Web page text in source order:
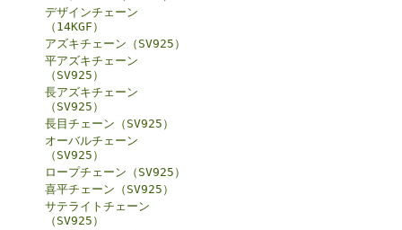
デザインチェーン
（14KGF）
アズキチェーン（SV925）
平アズキチェーン
（SV925）
長アズキチェーン
（SV925）
長目チェーン（SV925）
オーバルチェーン
（SV925）
ロープチェーン（SV925）
喜平チェーン（SV925）
サテライトチェーン
（SV925）